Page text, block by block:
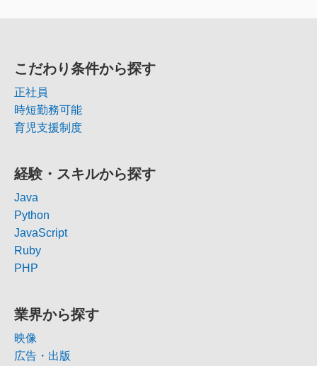
こだわり条件から探す
正社員
時短勤務可能
育児支援制度
経験・スキルから探す
Java
Python
JavaScript
Ruby
PHP
業界から探す
映像
広告・出版